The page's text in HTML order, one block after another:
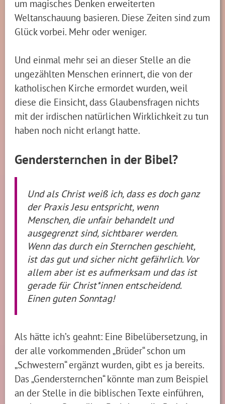
um magisches Denken erweiterten
Weltanschauung basieren. Diese Zeiten sind zum
Glück vorbei. Mehr oder weniger.
Und einmal mehr sei an dieser Stelle an die
ungezählten Menschen erinnert, die von der
katholischen Kirche ermordet wurden, weil
diese die Einsicht, dass Glaubensfragen nichts
mit der irdischen natürlichen Wirklichkeit zu tun
haben noch nicht erlangt hatte.
Gendersternchen in der Bibel?
Und als Christ weiß ich, dass es doch ganz
der Praxis Jesu entspricht, wenn
Menschen, die unfair behandelt und
ausgegrenzt sind, sichtbarer werden.
Wenn das durch ein Sternchen geschieht,
ist das gut und sicher nicht gefährlich. Vor
allem aber ist es aufmerksam und das ist
gerade für Christ*innen entscheidend.
Einen guten Sonntag!
Als hätte ich’s geahnt: Eine Bibelübersetzung, in
der alle vorkommenden „Brüder“ schon um
„Schwestern“ ergänzt wurden, gibt es ja bereits.
Das „Gendersternchen“ könnte man zum Beispiel
an der Stelle in die biblischen Texte einführen,